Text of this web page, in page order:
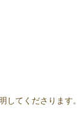
てくださります。